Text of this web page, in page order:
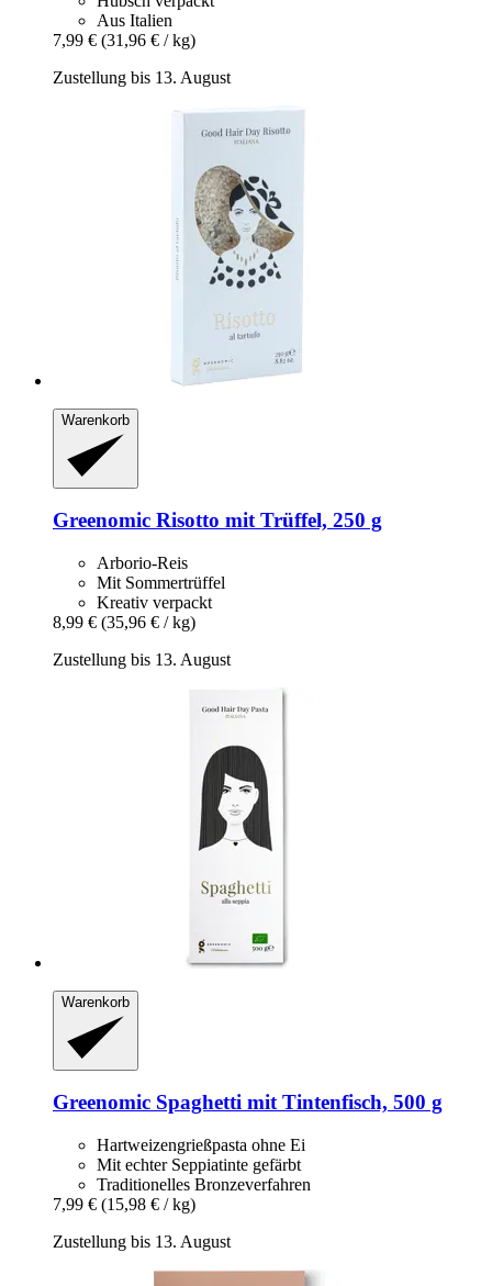
Aus Italien
7,99 € (31,96 € / kg)
Zustellung bis 13. August
Warenkorb
Greenomic Risotto mit Trüffel, 250 g
Arborio-Reis
Mit Sommertrüffel
Kreativ verpackt
8,99 € (35,96 € / kg)
Zustellung bis 13. August
Warenkorb
Greenomic Spaghetti mit Tintenfisch, 500 g
Hartweizengrießpasta ohne Ei
Mit echter Seppiatinte gefärbt
Traditionelles Bronzeverfahren
7,99 € (15,98 € / kg)
Zustellung bis 13. August